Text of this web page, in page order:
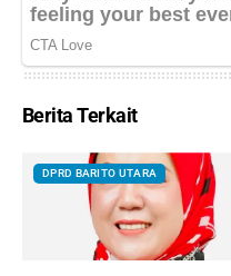
Berita Terkait
DPRD BARITO UTARA